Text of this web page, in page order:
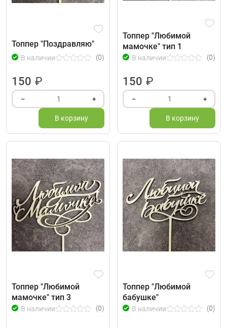
Топпер "Поздравляю"
В наличии (0)
150 ₽
– 1 +
В корзину
Топпер "Любимой
мамочке" тип 1
В наличии (0)
150 ₽
– 1 +
В корзину
Топпер "Любимой
мамочке" тип 3
В наличии (0)
Топпер "Любимой
бабушке"
В наличии (0)